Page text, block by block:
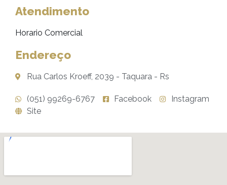
Atendimento
Horario Comercial
Endereço
Rua Carlos Kroeff, 2039 - Taquara - Rs
(051) 99269-6767 Facebook
Instagram
Site